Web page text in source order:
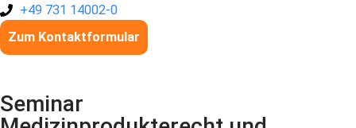
+49 731 14002-0
Zum Kontaktformular
Seminar